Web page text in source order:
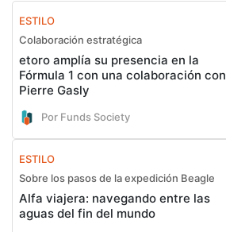
ESTILO
Colaboración estratégica
etoro amplía su presencia en la
Fórmula 1 con una colaboración con
Pierre Gasly
Por Funds Society
ESTILO
Sobre los pasos de la expedición Beagle
Alfa viajera: navegando entre las
aguas del fin del mundo